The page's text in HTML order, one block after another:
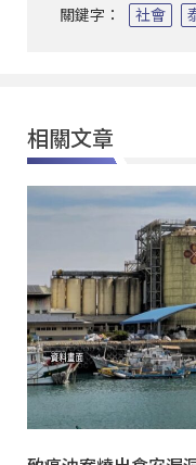
關鍵字： 社會
相關文章